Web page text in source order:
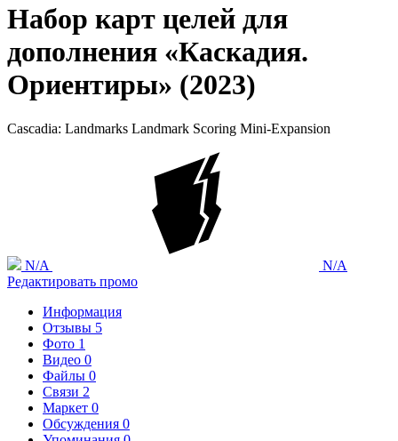
Набор карт целей для
дополнения «Каскадия.
Ориентиры» (2023)
Cascadia: Landmarks Landmark Scoring Mini-Expansion
N/A
N/A
Редактировать промо
Информация
Отзывы 5
Фото 1
Видео 0
Файлы 0
Связи 2
Маркет 0
Обсуждения 0